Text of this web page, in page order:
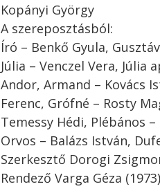
Kopányi György
A szereposztásból:
Író – Benkő Gyula,
Júlia – Venczel Vera, Júlia
Andor, Armand – Kovács
Ferenc, Grófné – Rosty
Temessy Hédi, Plébános –
Orvos – Balázs István,
Szerkesztő Dorogi
Rendező Varga Géza (1973)